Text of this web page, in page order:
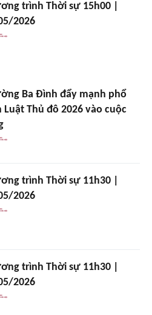
trình Thời sự 15h00 |
2026
Ba Đình đẩy mạnh phổ
Luật Thủ đô 2026 vào cuộc
trình Thời sự 11h30 |
2026
trình Thời sự 11h30 |
2026